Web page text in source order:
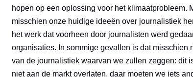
hopen op een oplossing voor het klimaatprobleem.
misschien onze huidige ideeën over journalistiek
het werk dat voorheen door journalisten werd
organisaties. In sommige gevallen is dat misschien
van de journalistiek waarvan we zullen zeggen: dit
niet aan de markt overlaten, daar moeten we iets